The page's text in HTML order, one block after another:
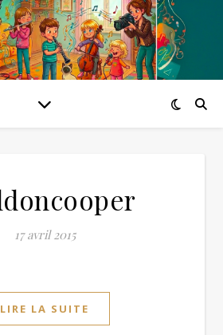
17 avril 2015
LIRE LA SUITE